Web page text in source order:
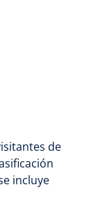
de
incluye